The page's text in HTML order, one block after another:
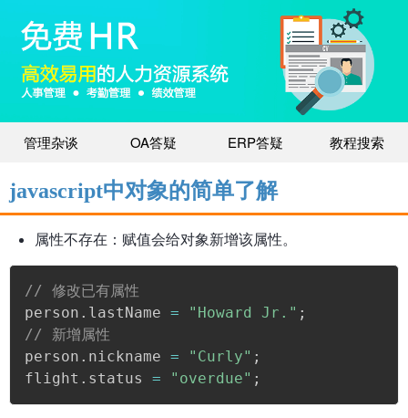
管理杂谈 OA答疑 ERP答疑 教程搜索
javascript中对象的简单了解
属性不存在：赋值会给对象新增该属性。
// 修改已有属性
person . lastName = "Howard Jr." ;
// 新增属性
person . nickname = "Curly" ;
flight . status = "overdue" ;